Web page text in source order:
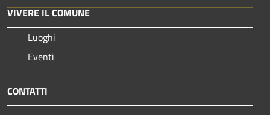
VIVERE IL COMUNE
Luoghi
Eventi
CONTATTI